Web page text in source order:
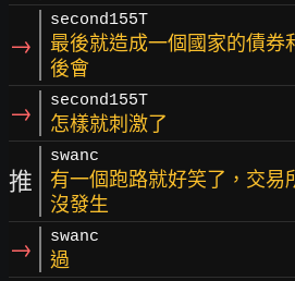
→
second155T
最後就造成一個國家的債券
後會
→ second155T
怎樣就刺激了
推
swanc
有一個跑路就好笑了，交易
沒發生
→ swanc
過